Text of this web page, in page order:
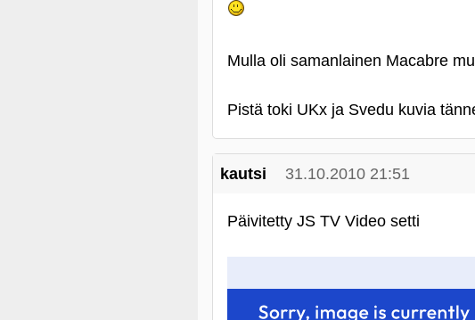
Mulla oli samanlainen Macabre
Pistä toki UKx ja Svedu kuvia
kautsi 31.10.2010 21:51
Päivitetty JS TV Video setti